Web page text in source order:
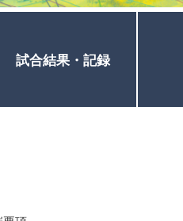
試合結果・記録